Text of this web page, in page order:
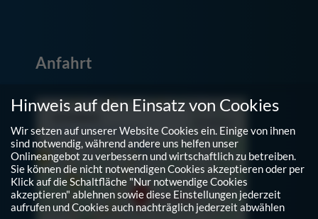
Anfahrt
Hinweis auf den Einsatz von Cookies
Wir setzen auf unserer Website Cookies ein. Einige von ihnen
sind notwendig, während andere uns helfen unser
Onlineangebot zu verbessern und wirtschaftlich zu betreiben.
Sie können die nicht notwendigen Cookies akzeptieren oder per
Klick auf die Schaltfläche "Nur notwendige Cookies
akzeptieren" ablehnen sowie diese Einstellungen jederzeit
aufrufen und Cookies auch nachträglich jederzeit abwählen